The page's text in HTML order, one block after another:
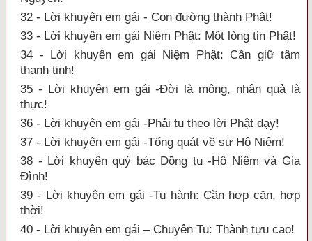
32 - Lời khuyên em gái - Con đường thành Phật!
33 - Lời khuyên em gái Niệm Phật: Một lòng tin Phật!
34 - Lời khuyên em gái Niệm Phật: Cần giữ tâm
thanh tịnh!
35 - Lời khuyên em gái -Đời là mộng, nhân quả là
thực!
36 - Lời khuyên em gái -Phải tu theo lời Phật dạy!
37 - Lời khuyên em gái -Tổng quát về sự Hộ Niệm!
38 - Lời khuyên quý bác Dồng tu -Hộ Niệm và Gia
Đình!
39 - Lời khuyên em gái -Tu hành: Cần hợp căn, hợp
thời!
40 - Lời khuyên em gái – Chuyên Tu: Thành tựu cao!